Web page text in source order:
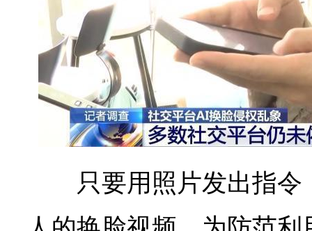
只要用照片发出指